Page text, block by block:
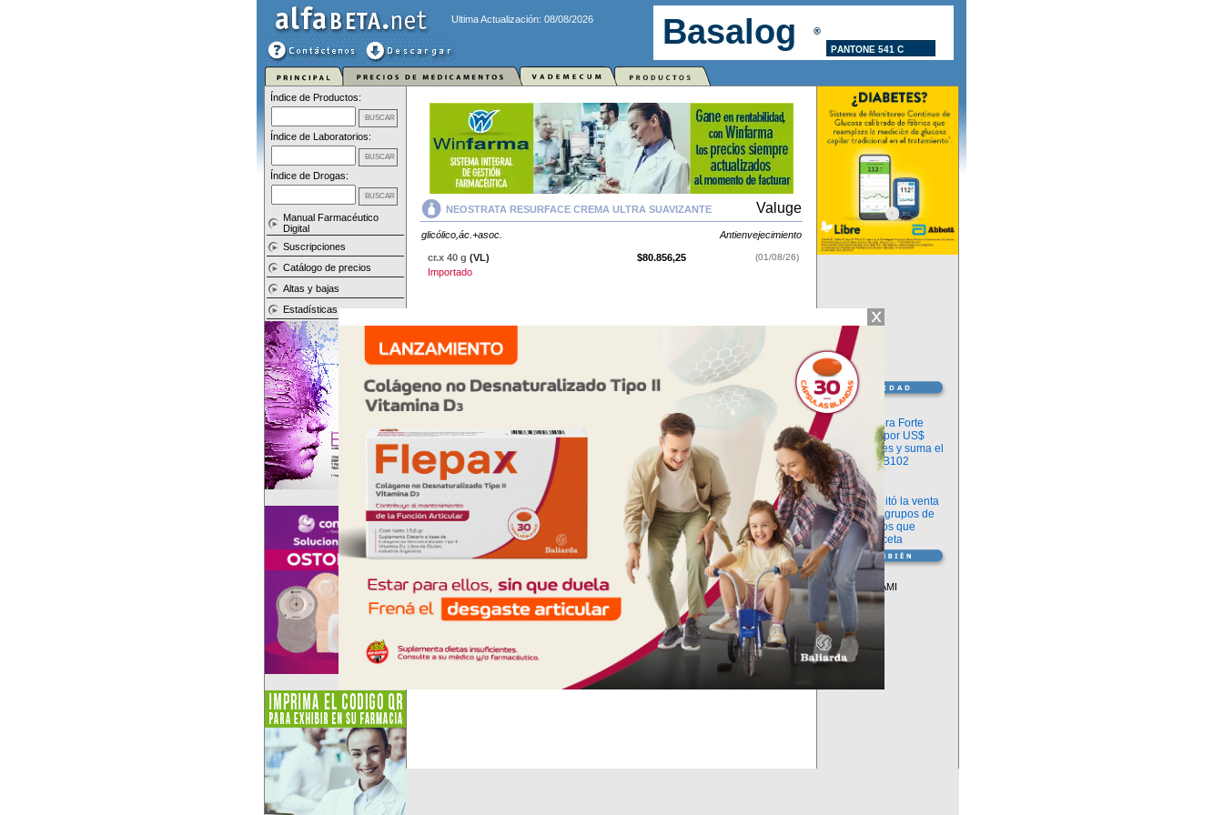
Ultima Actualización: 08/08/2026
Índice de Productos:
Índice de Laboratorios:
Índice de Drogas:
Manual Farmacéutico
Digital
Suscripciones
Catálogo de precios
Altas y bajas
Estadísticas
NEOSTRATA RESURFACE CREMA ULTRA SUAVIZANTE Valuge
glicólico,ác.+asoc. Antienvejecimiento
cr.x 40 g (VL) $80.856,25 (01/08/26)
Importado
glicólico,ác.+asoc.
. Es producido por
Valuge
y cuenta con 1 presentación disponible.
Producto importado.
Explorar más
Otros productos con
glicólico,ác.+asoc.
Otros productos deValuge
Información
argenx compra Forte
Biosciences por US$
2.200 millones y suma el
anticuerpo FB102
Información
ANMAT habilitó la venta
libre de diez grupos de
medicamentos que
requerían receta
Vademécum
Descuentos PAMI